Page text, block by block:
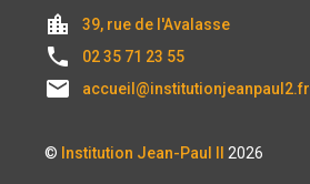
location_city 39, rue de l'Avalasse
local_phone 02 35 71 23 55
email accueil@institutionjeanpaul2.fr
© Institution Jean-Paul II 2026